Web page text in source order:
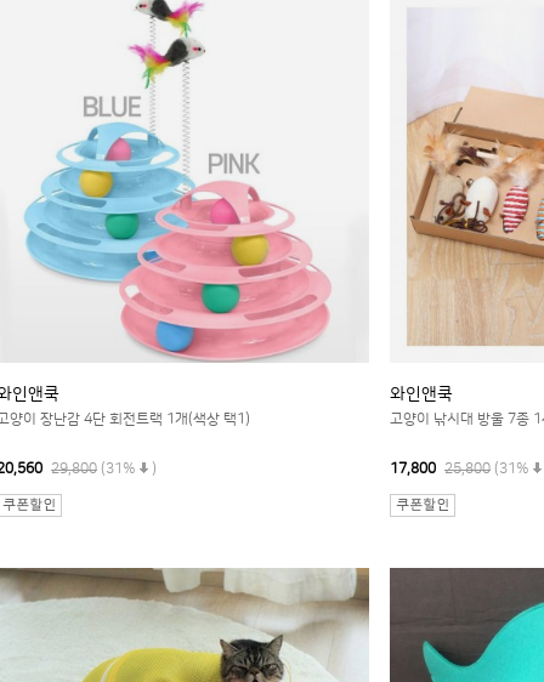
인앤쿡
양이 장난감 4단 회전트랙 1개(색상 택1)
29,800 (31% )
와인앤쿡
고양이 낚시대 방울 7종 1
17,800 25,800 (31%